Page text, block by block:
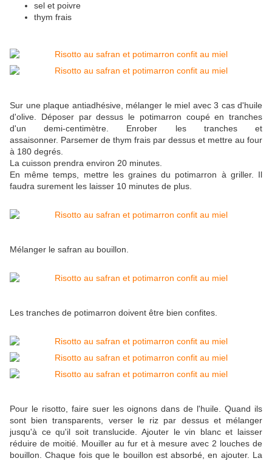
sel et poivre
thym frais
Sur une plaque antiadhésive, mélanger le miel avec 3 cas d'huile
d'olive. Déposer par dessus le potimarron coupé en tranches
d'un demi-centimètre. Enrober les tranches et
assaisonner. Parsemer de thym frais par dessus et mettre au four
à 180 degrés.
La cuisson prendra environ 20 minutes.
En même temps, mettre les graines du potimarron à griller. Il
faudra surement les laisser 10 minutes de plus.
Mélanger le safran au bouillon.
Les tranches de potimarron doivent être bien confites.
Pour le risotto, faire suer les oignons dans de l'huile. Quand ils
sont bien transparents, verser le riz par dessus et mélanger
jusqu'à ce qu'il soit translucide. Ajouter le vin blanc et laisser
réduire de moitié. Mouiller au fur et à mesure avec 2 louches de
bouillon. Chaque fois que le bouillon est absorbé, en ajouter. La